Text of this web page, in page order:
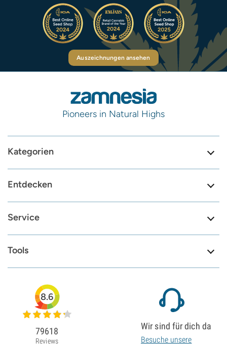
Auszeichnungen ansehen
Pioneers in Natural Highs
Kategorien
Entdecken
Service
Tools
8.6
79618
Reviews
Wir sind für dich da
Besuche unsere